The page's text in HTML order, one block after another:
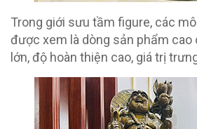
Trong giới sưu tầm figure, các
được xem là dòng sản phẩm cao
lớn, độ hoàn thiện cao, giá trị